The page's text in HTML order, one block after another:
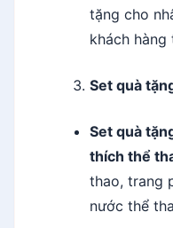
tặng cho
khách hàng
Set quà
Set quà
thích thể
thao, trang
nước thể